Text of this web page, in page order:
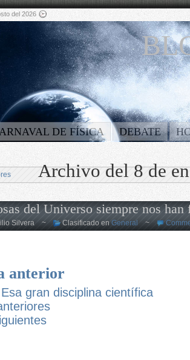
del 2026
DE FÍSICA DEBATE
Archivo del 8 de
del Universo siempre nos han
Silvera ~ Clasificado enGeneral ~
anterior
gran disciplina científica